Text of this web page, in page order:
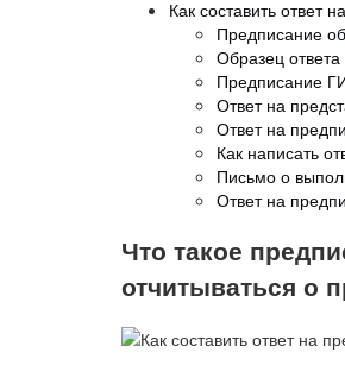
Как составить ответ
Предписание
Образец
Предписание
Ответ на
Ответ на
Как написать
Письмо о
Ответ на
Что такое
отчитываться о